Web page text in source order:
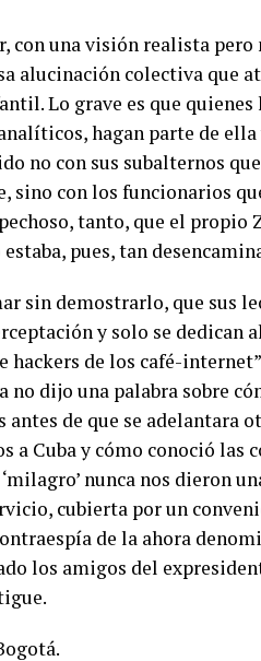
con una visión realista
alucinación colectiva que
Lo grave es que
hagan parte de
no con sus subalternos
sino con los funcionarios
tanto, que el propio
pues, tan
sin demostrarlo, que sus
y solo se dedican
hackers de los café-
no dijo una palabra sobre
antes de que se adelantara
a Cuba y cómo conoció las
‘milagro’ nunca nos dieron
cubierta por un
de la ahora
los amigos del